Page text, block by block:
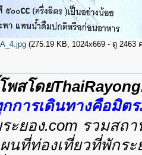
(275.19 KB, 1024x669 - ดู 2463
พสโดย
กการเดินทางคือมิต
ระยอง.com รวมส
นที่ท่องเที่ยวที่พักร